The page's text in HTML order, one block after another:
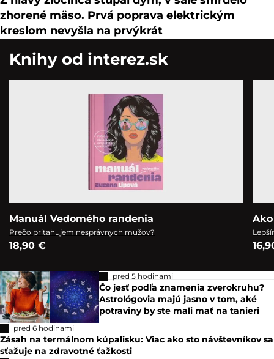
zhorené mäso. Prvá poprava elektrickým
kreslom nevyšla na prvýkrát
Knihy od interez.sk
Manuál Vedomého randenia
Prečo priťahujem nesprávnych mužov?
18,90 €
pred 5 hodinami
Čo jesť podľa znamenia zverokruhu?
Astrológovia majú jasno v tom, aké
potraviny by ste mali mať na tanieri
pred 6 hodinami
Zásah na termálnom kúpalisku: Viac ako sto návštevníkov sa
sťažuje na zdravotné ťažkosti